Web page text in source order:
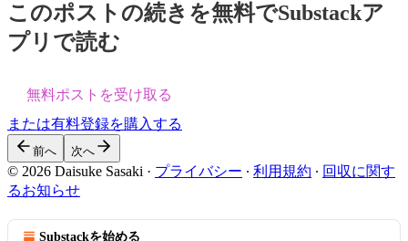
このポストの続きを無料でSubstackア
プリで読む
無料ポストを受け取る
または有料登録を購入する
前へ 次へ
© 2026 Daisuke Sasaki · プライバシー ∙ 利用規約 ∙ 回収に関す
るお知らせ
Substackを始める